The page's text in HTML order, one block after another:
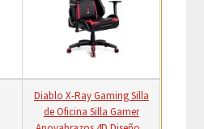
Diablo X-Ray Gaming Silla
de Oficina Silla Gamer